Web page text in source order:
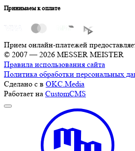
Принимаем к оплате
Прием онлайн-платежей
© 2007 — 2026 MESSER MEISTER
Правила использования сайта
Политика обработки персональных
Сделано с в OKC.Media
Работает на CustomCMS